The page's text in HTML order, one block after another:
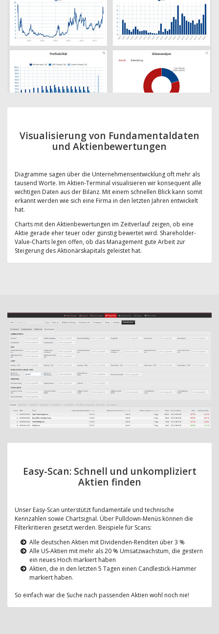
Visualisierung von Fundamentaldaten
und Aktienbewertungen
Diagramme sagen über die Unternehmensentwicklung oft mehr als
tausend Worte. Im Aktien-Terminal visualisieren wir konsequent alle
wichtigen Daten aus der Bilanz. Mit einem schnellen Blick kann somit
erkannt werden wie sich eine Firma in den letzten Jahren entwickelt
hat.
Charts mit den Aktienbewertungen im Zeitverlauf zeigen, ob eine
Aktie gerade eher teuer oder günstig bewertet wird. Shareholder-
Value-Charts legen offen, ob das Management gute Arbeit zur
Steigerung des Aktionärskapitals geleistet hat.
Easy-Scan: Schnell und unkompliziert
Aktien finden
Unser Easy-Scan unterstützt fundamentale und technische
Kennzahlen sowie Chartsignal. Über Pulldown-Menüs können die
Filterkritieren gesetzt werden. Beispiele für Scans:
Alle deutschen Aktien mit Dividenden-Renditen über 3 %
Alle US-Aktien mit mehr als 20 % Umsatzwachstum, die gestern
ein neues Hoch markiert haben
Aktien, die in den letzten 5 Tagen einen Candlestick-Hammer
markiert haben.
So einfach war die Suche nach passenden Aktien wohl noch nie!